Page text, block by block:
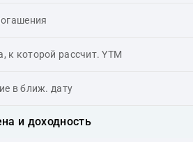
к которой рассчит. YTM
в ближ. дату
и доходность